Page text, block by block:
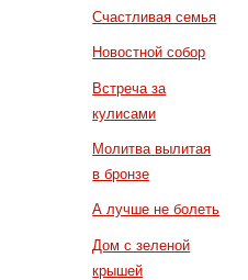
Счастливая семья
Новостной собор
Встреча за
кулисами
Молитва вылитая
в бронзе
А лучше не болеть
Дом с зеленой
крышей